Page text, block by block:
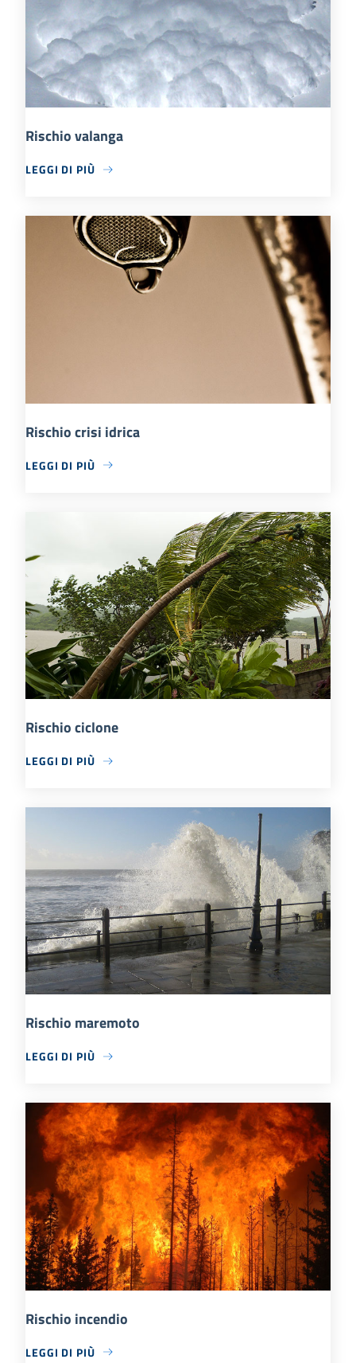
Rischio valanga
LEGGI DI PIÙ
Rischio crisi idrica
LEGGI DI PIÙ
Rischio ciclone
LEGGI DI PIÙ
Rischio maremoto
LEGGI DI PIÙ
Rischio incendio
LEGGI DI PIÙ